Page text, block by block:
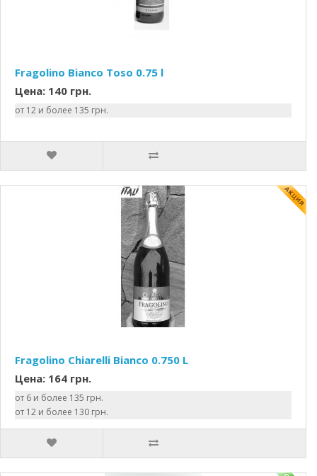
Fragolino Bianco Toso 0.75 l
Цена: 140 грн.
от 12 и более 135 грн.
Fragolino Chiarelli Bianco 0.750 L
Цена: 164 грн.
от 6 и более 135 грн.
от 12 и более 130 грн.